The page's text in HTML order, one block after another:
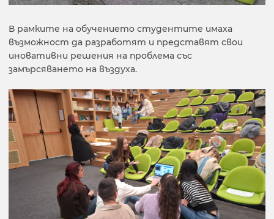
В рамките на обучението студентите имаха
възможност да разработят и представят свои
иновативни решения на проблема със
замърсяването на въздуха.